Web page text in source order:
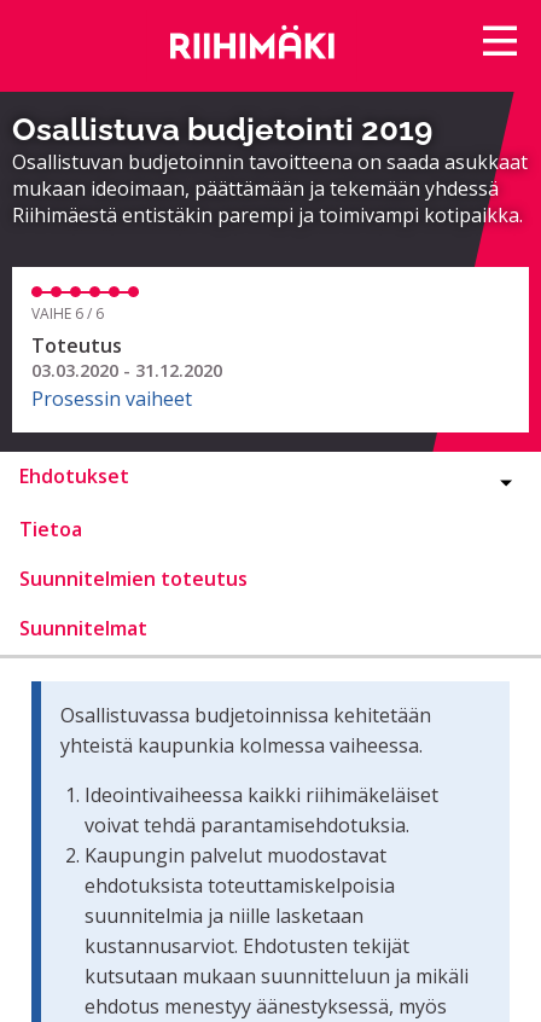
Osallistuva budjetointi 2019
Osallistuvan budjetoinnin tavoitteena on saada asukkaat
mukaan ideoimaan, päättämään ja tekemään yhdessä
Riihimäestä entistäkin parempi ja toimivampi kotipaikka.
VAIHE 6 / 6
Toteutus
03.03.2020 - 31.12.2020
Prosessin vaiheet
Ehdotukset
Tietoa
Suunnitelmien toteutus
Suunnitelmat
Osallistuvassa budjetoinnissa kehitetään
yhteistä kaupunkia kolmessa vaiheessa.
Ideointivaiheessa kaikki riihimäkeläiset
voivat tehdä parantamisehdotuksia.
Kaupungin palvelut muodostavat
ehdotuksista toteuttamiskelpoisia
suunnitelmia ja niille lasketaan
kustannusarviot. Ehdotusten tekijät
kutsutaan mukaan suunnitteluun ja mikäli
ehdotus menestyy äänestyksessä, myös